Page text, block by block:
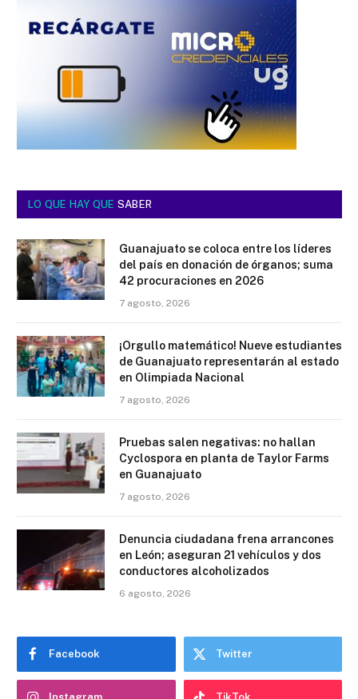
LO QUE HAY QUE SABER
Guanajuato se coloca entre los líderes
del país en donación de órganos; suma
42 procuraciones en 2026
7 agosto, 2026
¡Orgullo matemático! Nueve estudiantes
de Guanajuato representarán al estado
en Olimpiada Nacional
7 agosto, 2026
Pruebas salen negativas: no hallan
Cyclospora en planta de Taylor Farms
en Guanajuato
7 agosto, 2026
Denuncia ciudadana frena arrancones
en León; aseguran 21 vehículos y dos
conductores alcoholizados
6 agosto, 2026
Facebook Twitter